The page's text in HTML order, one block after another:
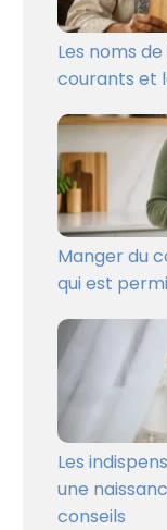
Les noms
courants et
Manger du
qui est
Les
une
conseils